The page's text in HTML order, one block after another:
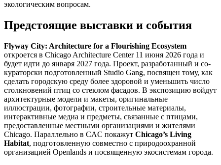
экологическим вопросам.
Предстоящие выставки и события
Flyway City: Architecture for a Flourishing Ecosystem
откроется в Chicago Architecture Center 11 июня 2026 года и
будет идти до января 2027 года. Проект, разработанный и со-
кураторски подготовленный Studio Gang, посвящен тому, как
сделать городскую среду более здоровой и уменьшить число
столкновений птиц со стеклом фасадов. В экспозицию войдут
архитектурные модели и макеты, оригинальные
иллюстрации, фотографии, строительные материалы,
интерактивные медиа и предметы, связанные с птицами,
предоставленные местными организациями и жителями
Chicago. Параллельно в CAC покажут Chicago’s Living
Habitat, подготовленную совместно с природоохранной
организацией Openlands и посвященную экосистемам города.